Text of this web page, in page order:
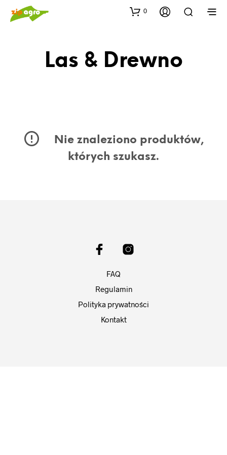
0
Las & Drewno
Nie znaleziono produktów,
których szukasz.
FAQ
Regulamin
Polityka prywatności
Kontakt